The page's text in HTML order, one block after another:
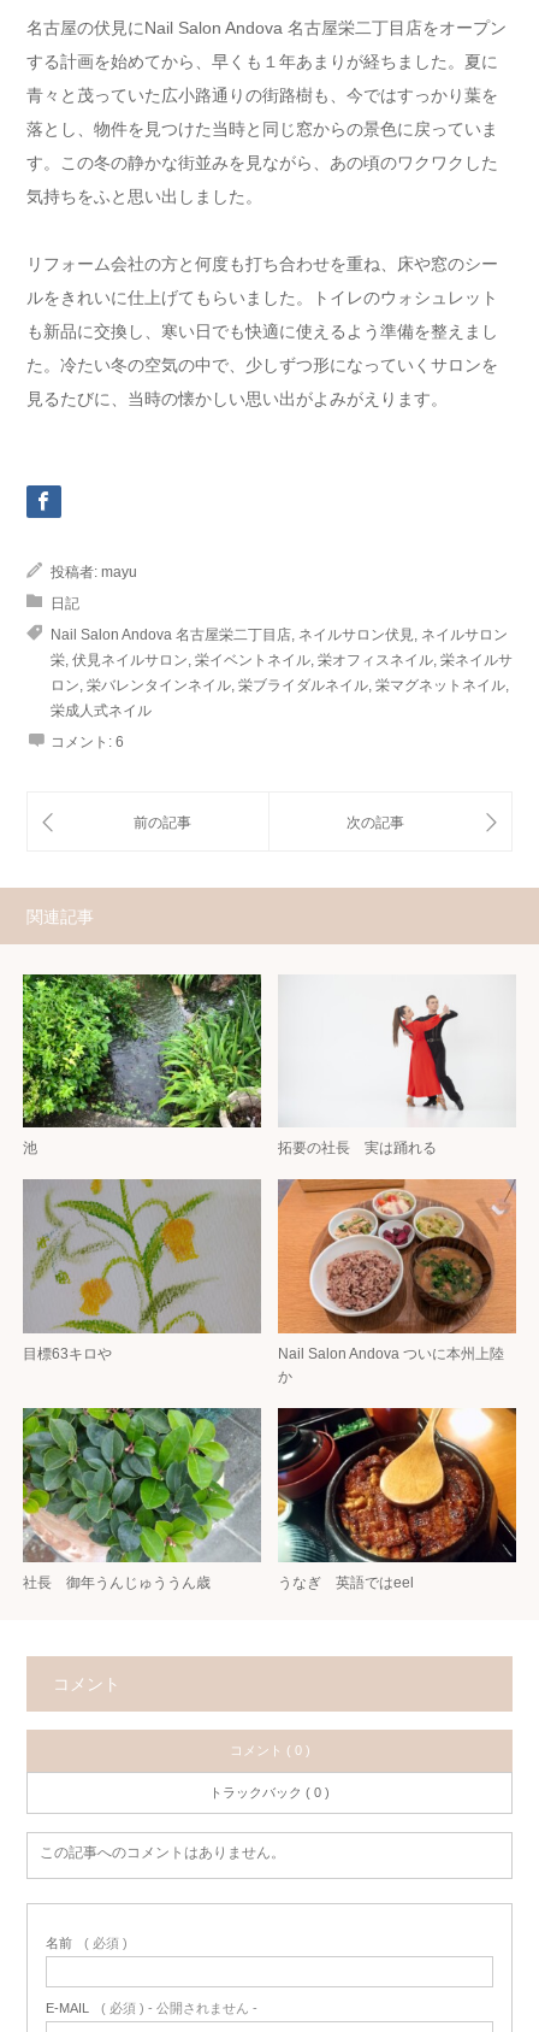
名古屋の伏見にNail Salon Andova 名古屋栄二丁目店をオープン
する計画を始めてから、早くも１年あまりが経ちました。夏に
青々と茂っていた広小路通りの街路樹も、今ではすっかり葉を
落とし、物件を見つけた当時と同じ窓からの景色に戻っていま
す。この冬の静かな街並みを見ながら、あの頃のワクワクした
気持ちをふと思い出しました。
リフォーム会社の方と何度も打ち合わせを重ね、床や窓のシー
ルをきれいに仕上げてもらいました。トイレのウォシュレット
も新品に交換し、寒い日でも快適に使えるよう準備を整えまし
た。冷たい冬の空気の中で、少しずつ形になっていくサロンを
見るたびに、当時の懐かしい思い出がよみがえります。
投稿者: mayu
日記
Nail Salon Andova 名古屋栄二丁目店, ネイルサロン伏見, ネイルサロン
栄, 伏見ネイルサロン, 栄イベントネイル, 栄オフィスネイル, 栄ネイルサ
ロン, 栄バレンタインネイル, 栄ブライダルネイル, 栄マグネットネイル,
栄成人式ネイル
コメント: 6
関連記事
池 拓要の社長 実は踊れる
目標63キロや
Nail Salon Andova ついに本州上陸
か
社長 御年うんじゅううん歳 うなぎ 英語ではeel
コメント
コメント ( 0 )
トラックバック ( 0 )
この記事へのコメントはありません。
名前 ( 必須 )
E-MAIL ( 必須 ) - 公開されません -